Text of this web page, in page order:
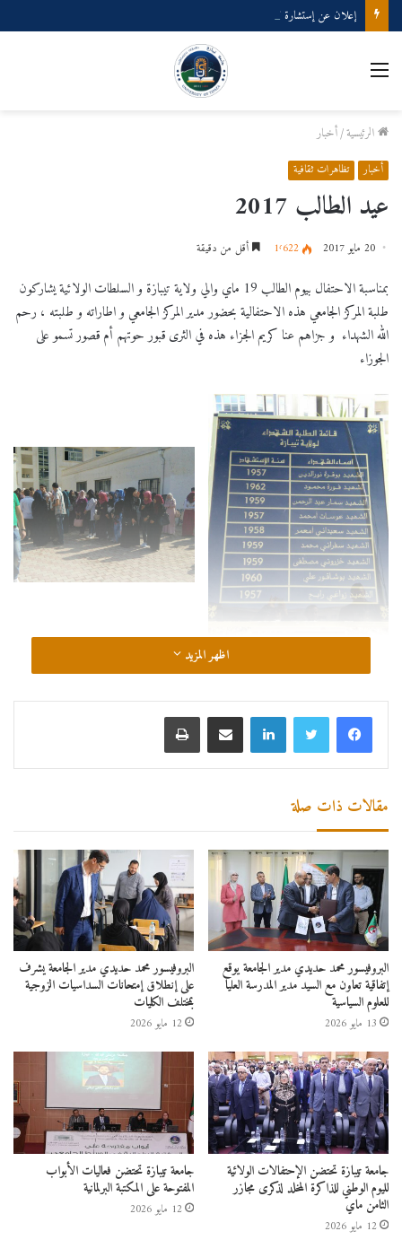
إعلان عن إستشارة لإقتناء عتاد ولوازم الإعلام الألي
القائمة
الرئيسية/أخبار
أخبار تظاهرات ثقافية
عيد الطالب 2017
20 مايو 2017 1٬622 أقل من دقيقة
بمناسبة الاحتفال بيوم الطالب 19 ماي والي ولاية تيبازة و السلطات الولائية يشاركون
طلبة المركز الجامعي هذه الاحتفالية بحضور مدير المركز الجامعي و اطاراته و طلبته ، رحم
الله الشهداء و جزاهم عنا كريم الجزاء هذه في الثرى قبور حوتهم أم قصور تسمو على
الجوزاء
اظهر المزيد
لينكدإن مشاركة عبر البريد طباعة
مقالات ذات صلة
البروفيسور محمد حديدي مدير الجامعة يوقع
إتفاقية تعاون مع السيد مدير المدرسة العليا
للعلوم السياسية
13 مايو 2026
البروفيسور محمد حديدي مدير الجامعة يشرف
على إنطلاق إمتحانات السداسيات الزوجية
بمختلف الكليات
12 مايو 2026
جامعة تيبازة تحتضن الإحتفالات الولائية
لليوم الوطني للذاكرة المخلد لذكرى مجازر
الثامن ماي
12 مايو 2026
جامعة تيبازة تحتضن فعاليات الأبواب
المفتوحة على المكتبة البرلمانية
12 مايو 2026